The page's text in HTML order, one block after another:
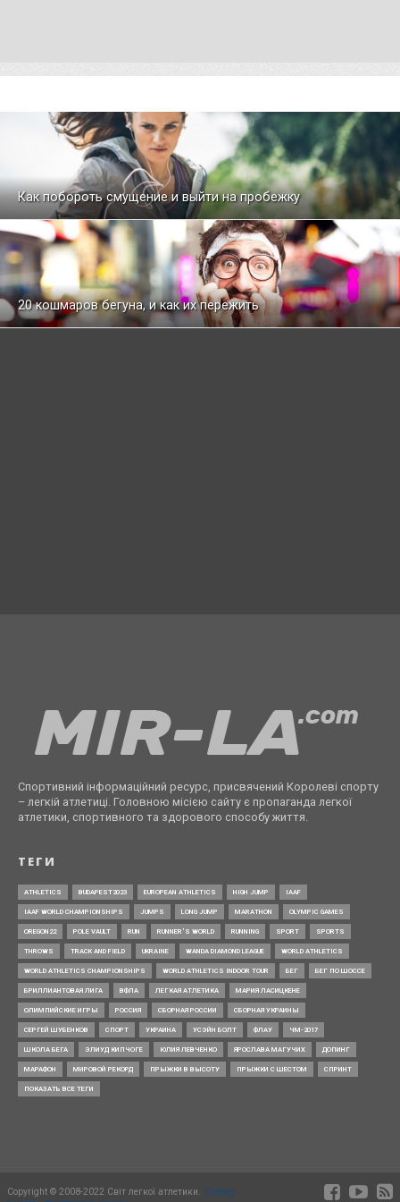
Как побороть смущение и выйти на пробежку
20 кошмаров бегуна, и как их пережить
Спортивний інформаційний ресурс, присвячений Королеві спорту
– легкій атлетиці. Головною місією сайту є пропаганда легкої
атлетики, спортивного та здорового способу життя.
ТЕГИ
ATHLETICS BUDAPEST2023 EUROPEAN ATHLETICS HIGH JUMP IAAF
IAAF WORLD CHAMPIONSHIPS JUMPS LONG JUMP MARATHON OLYMPIC GAMES
OREGON22 POLE VAULT RUN RUNNER’S WORLD RUNNING SPORT SPORTS
THROWS TRACK AND FIELD UKRAINE WANDA DIAMOND LEAGUE WORLD ATHLETICS
WORLD ATHLETICS CHAMPIONSHIPS WORLD ATHLETICS INDOOR TOUR БЕГ БЕГ ПО ШОССЕ
БРИЛЛИАНТОВАЯ ЛИГА ВФЛА ЛЕГКАЯ АТЛЕТИКА МАРИЯ ЛАСИЦКЕНЕ
ОЛИМПИЙСКИЕ ИГРЫ РОССИЯ СБОРНАЯ РОССИИ СБОРНАЯ УКРАИНЫ
СЕРГЕЙ ШУБЕНКОВ СПОРТ УКРАИНА УСЭЙН БОЛТ ФЛАУ ЧМ-2017
ШКОЛА БЕГА ЭЛИУД КИПЧОГЕ ЮЛИЯ ЛЕВЧЕНКО ЯРОСЛАВА МАГУЧИХ ДОПИНГ
МАРАФОН МИРОВОЙ РЕКОРД ПРЫЖКИ В ВЫСОТУ ПРЫЖКИ С ШЕСТОМ СПРИНТ
ПОКАЗАТЬ ВСЕ ТЕГИ
Copyright © 2008-2022 Світ легкої атлетики. Timing